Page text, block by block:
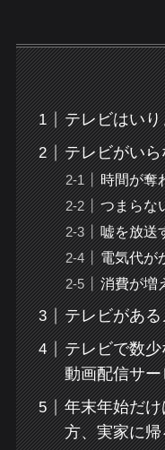
テレビはいり
テレビがい
時間が奪
つまらな
嘘を放送
電気代が
消費が増
テレビがあ
テレビで数
動画配信サ
年末年始だ
方、実家に帰